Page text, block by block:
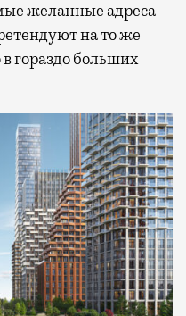
желанные адреса
на то же
в гораздо больших